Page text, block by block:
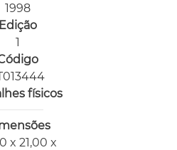
1998
Edição
1
físicos
x 21,00 x